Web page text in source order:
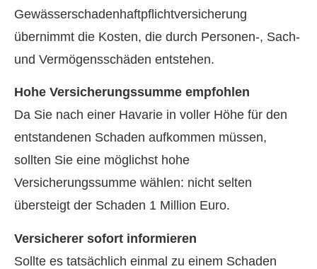
Gewässerschadenhaftpflichtversicherung
übernimmt die Kosten, die durch Per­sonen-, Sach-
und Vermögensschäden entstehen.
Hohe Versicherungssumme empfohlen
Da Sie nach einer Havarie in voller Höhe für den
entstandenen Schaden aufkommen müssen,
sollten Sie eine möglichst hohe
Versicherungssumme wählen: nicht selten
übersteigt der Schaden 1 Million Euro.
Versicherer sofort informieren
Sollte es tatsächlich einmal zu einem Schaden